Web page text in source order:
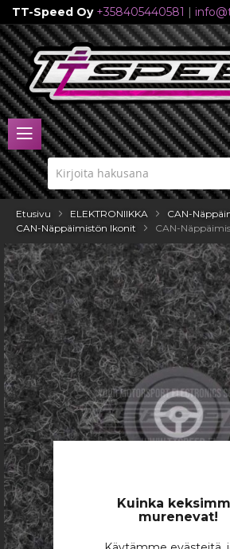
Kuinka
murenevat!
TT-Speed Oy +358405440581 |
Skip
to
Content
Etusivu ELEKTRONIIKKA CAN-
CAN-Näppäimistön Ikonit
CAN-
Skip
to
the
end
of
the
images
gallery